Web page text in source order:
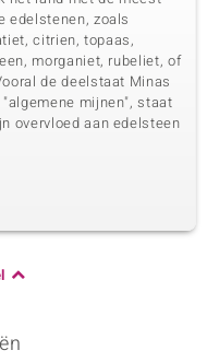
edelstenen, zoals
citrien, topaas,
morganiet, rubeliet, of
de deelstaat Minas
mijnen", staat
overvloed aan edelsteen